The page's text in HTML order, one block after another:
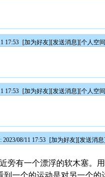
17:53 [加为好友][发送消息][个人空
17:53 [加为好友][发送消息][个人空
08/11 17:53 [加为好友][发送消息
旁有一个漂浮的软木塞。
到一个的运动是对另一个